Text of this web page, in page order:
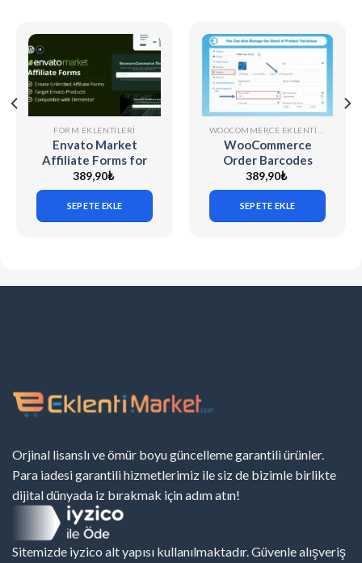
FORM EKLENTILERI
Envato Market
Affiliate Forms for
Elementor v1.0.0
389,90₺
SEPETE EKLE
WooCommerce
Order Barcodes
(v1.9.8)
389,90₺
SEPETE EKLE
Orjinal lisanslı ve ömür boyu güncelleme garantili ürünler.
Para iadesi garantili hizmetlerimiz ile siz de bizimle birlikte
dijital dünyada iz bırakmak için adım atın!
Sitemizde iyzico alt yapısı kullanılmaktadır. Güvenle alışveriş